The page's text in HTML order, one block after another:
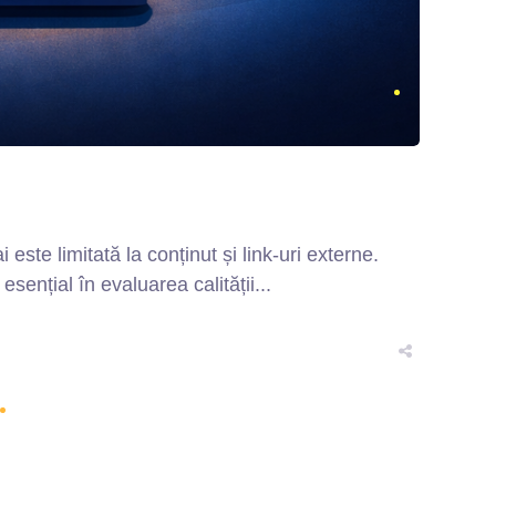
este limitată la conținut și link-uri externe.
în evaluarea calității...